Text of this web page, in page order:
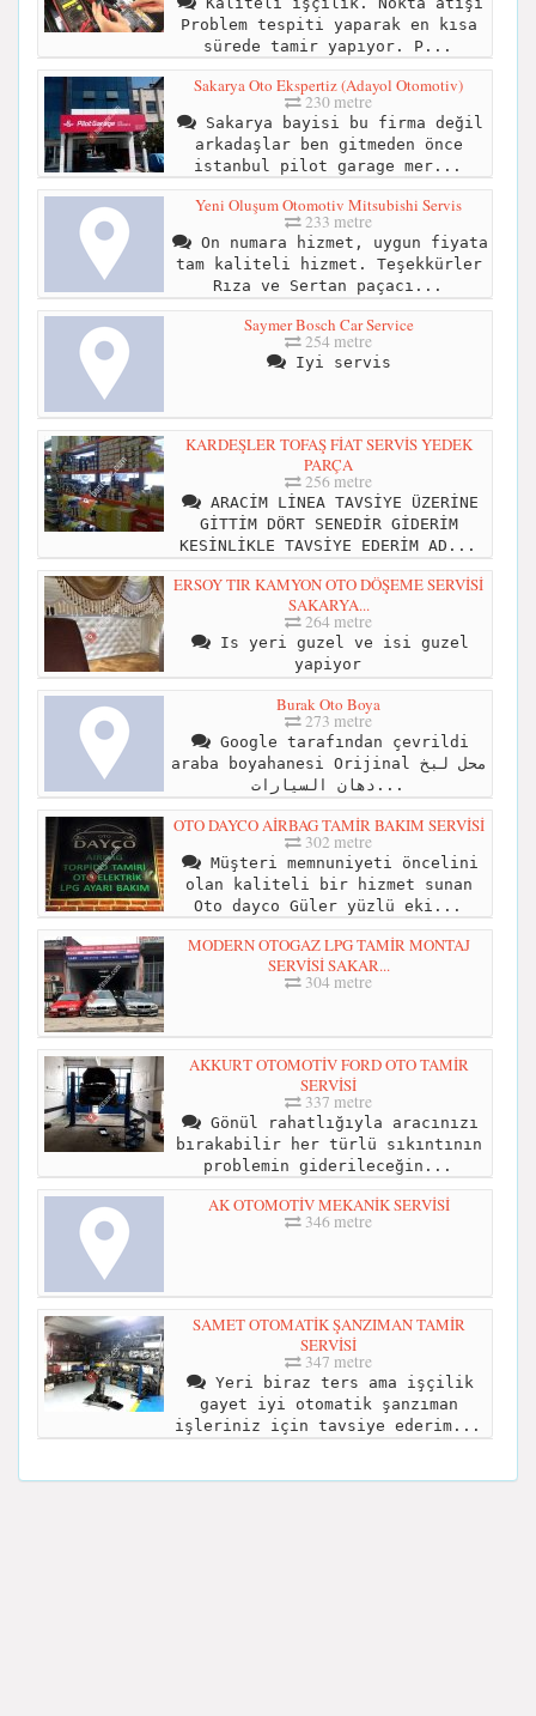
Problem tespiti yaparak en kısa
sürede tamir yapıyor. P...
Sakarya Oto Ekspertiz (Adayol Otomotiv)
230 metre
Sakarya bayisi bu firma değil
arkadaşlar ben gitmeden önce
istanbul pilot garage mer...
Yeni Oluşum Otomotiv Mitsubishi Servis
233 metre
On numara hizmet, uygun fiyata
tam kaliteli hizmet. Teşekkürler
Rıza ve Sertan paçacı...
Saymer Bosch Car Service
254 metre
Iyi servis
KARDEŞLER TOFAŞ FİAT SERVİS YEDEK
PARÇA
256 metre
ARACİM LİNEA TAVSİYE ÜZERİNE
GİTTİM DÖRT SENEDİR GİDERİM
KESİNLİKLE TAVSİYE EDERİM AD...
ERSOY TIR KAMYON OTO DÖŞEME SERVİSİ
SAKARYA...
264 metre
Is yeri guzel ve isi guzel
yapiyor
Burak Oto Boya
273 metre
Google tarafından çevrildi
araba boyahanesi Orijinal محل لبخ
دهان السيارات...
OTO DAYCO AİRBAG TAMİR BAKIM SERVİSİ
302 metre
Müşteri memnuniyeti öncelini
olan kaliteli bir hizmet sunan
Oto dayco Güler yüzlü eki...
MODERN OTOGAZ LPG TAMİR MONTAJ
SERVİSİ SAKAR...
304 metre
AKKURT OTOMOTİV FORD OTO TAMİR
SERVİSİ
337 metre
Gönül rahatlığıyla aracınızı
bırakabilir her türlü sıkıntının
problemin giderileceğin...
AK OTOMOTİV MEKANİK SERVİSİ
346 metre
SAMET OTOMATİK ŞANZIMAN TAMİR
SERVİSİ
347 metre
Yeri biraz ters ama işçilik
gayet iyi otomatik şanzıman
işleriniz için tavsiye ederim...